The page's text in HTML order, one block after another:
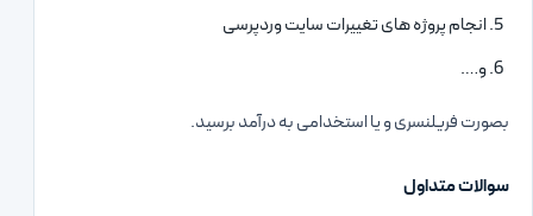
انجام پروژه های تغییرات سایت وردپرسی
و….
بصورت فریلنسری و یا استخدامی به درآمد برسید.
سوالات متداول